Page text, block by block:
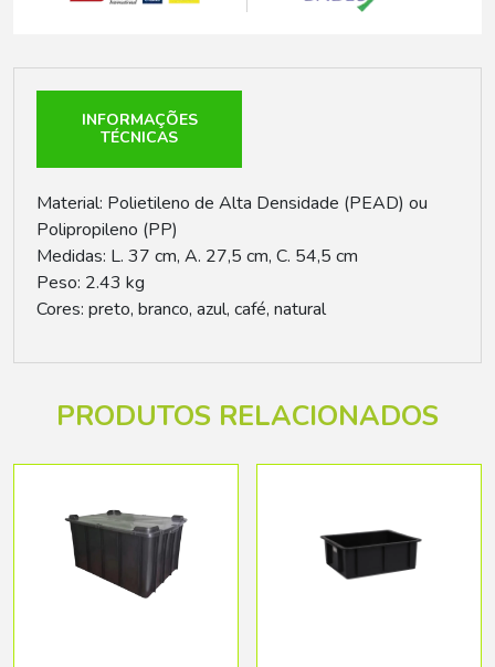
INFORMAÇÕES
TÉCNICAS
Material: Polietileno de Alta Densidade (PEAD) ou
Polipropileno (PP)
Medidas: L. 37 cm, A. 27,5 cm, C. 54,5 cm
Peso: 2.43 kg
Cores: preto, branco, azul, café, natural
PRODUTOS RELACIONADOS